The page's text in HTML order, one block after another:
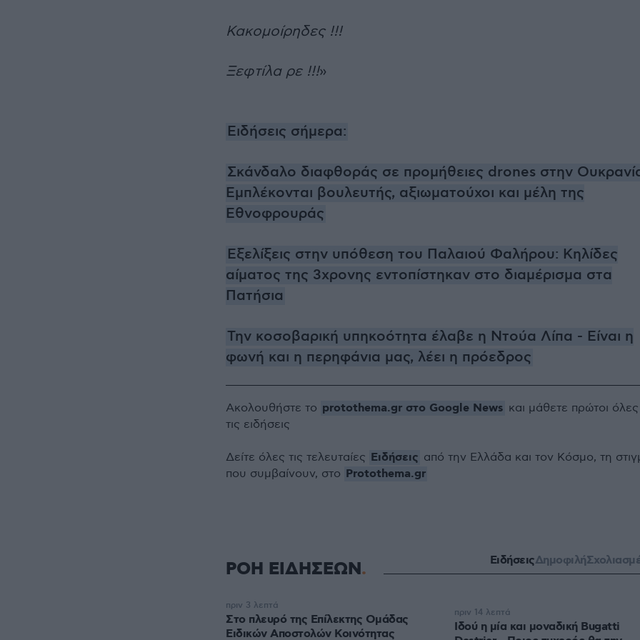
Κακομοίρηδες !!!
Ξεφτίλα ρε !!!»
Ειδήσεις σήμερα:
Σκάνδαλο διαφθοράς σε προμήθειες drones στην
Εμπλέκονται βουλευτής, αξιωματούχοι και μέλη της
Εθνοφρουράς
Εξελίξεις στην υπόθεση του Παλαιού Φαλήρου: Κηλίδες
αίματος της 3χρονης εντοπίστηκαν στο διαμέρισμα στα
Πατήσια
Την κοσοβαρική υπηκοότητα έλαβε η Ντούα Λίπα - Είναι η
φωνή και η περηφάνια μας, λέει η πρόεδρος
Ακολουθήστε το protothema.gr στο Google News και μάθετε πρώτοι όλες
τις ειδήσεις
Δείτε όλες τις τελευταίες Ειδήσεις από την Ελλάδα και τον Κόσμο, τη
που συμβαίνουν, στο Protothema.gr
ΡΟΗ ΕΙΔΗΣΕΩΝ ΕιδήσειςΔημοφιλή
Στο πλευρό της Επίλεκτης Ομάδας
Ειδικών Αποστολών Κοινότητας
πριν 3 λεπτά
Ιδού η μία και μοναδική Bugatti
πριν 14 λεπτά